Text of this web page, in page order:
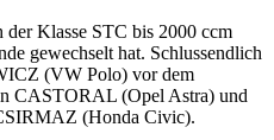
der Klasse STC bis 2000 ccm
gewechselt hat. Schlussendlich
(VW Polo) vor dem
CASTORAL (Opel Astra) und
(Honda Civic).